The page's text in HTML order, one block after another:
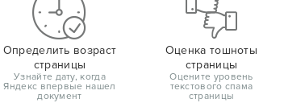
Определить возраст
страницы
Узнайте дату, когда
Яндекс впервые нашел
документ
Оценка тошноты
страницы
Оцените уровень
текстового спама
страницы